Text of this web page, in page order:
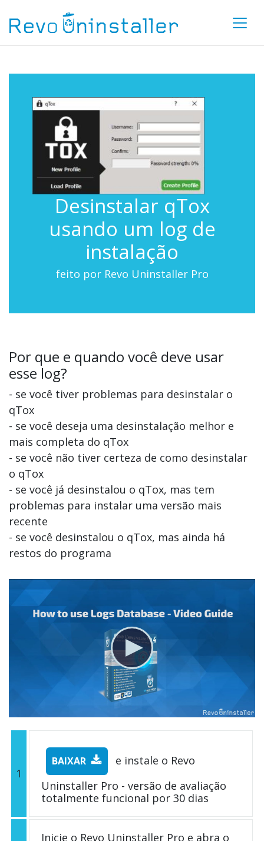
Desinstalar qTox
usando um log de
instalação
feito por Revo Uninstaller Pro
Por que e quando você deve usar
esse log?
- se você tiver problemas para desinstalar o
qTox
- se você deseja uma desinstalação melhor e
mais completa do qTox
- se você não tiver certeza de como desinstalar
o qTox
- se você já desinstalou o qTox, mas tem
problemas para instalar uma versão mais
recente
- se você desinstalou o qTox, mas ainda há
restos do programa
1
BAIXAR
e instale o Revo
Uninstaller Pro - versão de avaliação
totalmente funcional por 30 dias
Inicie o Revo Uninstaller Pro e abra o